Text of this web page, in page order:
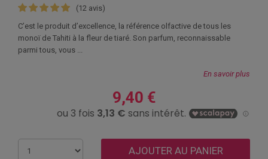
(12 avis)
C’est le produit d’excellence, la référence olfactive de tous les
monoï de Tahiti à la fleur de tiaré. Son parfum, reconnaissable
parmi tous, vous ...
En savoir plus
9,40 €
AJOUTER AU PANIER